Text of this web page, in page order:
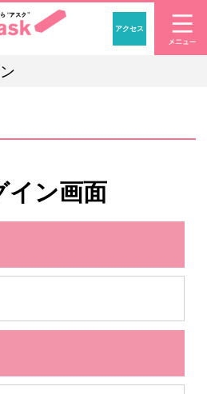
「アナウ
アクセス
イン画面